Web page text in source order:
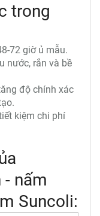
trong
72 giờ ủ mẫu.
nước, rắn và bề
độ chính xác
kiệm chi phí
nấm
Suncoli: